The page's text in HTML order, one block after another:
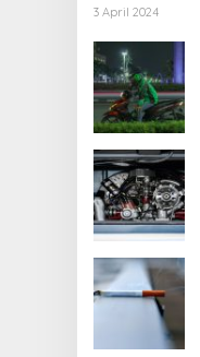
3 April 2024